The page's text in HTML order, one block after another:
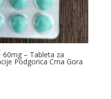
– Tableta za
Podgorica Crna Gora